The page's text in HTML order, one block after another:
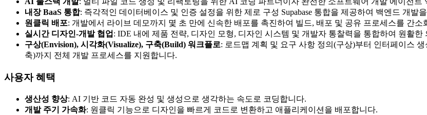
내장 BaaS 통합: 즉각적인 데이터베이스 및 인증 설정을 위한 제로 구성 Supabase 통합을 제공하여 백엔드 개발
원클릭 배포: 개발에서 라이브 데모까지 몇 초 만에 신속한 배포를 촉진하여 빌드, 배포 및 공유 프로세스를 간소
실시간 디자인-개발 협업 : IDE 내에 제품 전략, 디자인 모형, 디자인 시스템 및 개발자 통찰력을 통합하여 원활
구상(Envision), 시각화(Visualize), 구축(Build) 워크플로: 로드맵 계획 및 요구 사항 정의(구상)부터 인터페이스
축)까지 전체 개발 프로세스를 지원합니다.
사용자 혜택
생산성 향상: AI 기반 코드 자동 완성 및 생성으로 생각하는 속도로 코딩합니다.
개발 주기 가속화: 원클릭 기능으로 디자인을 빠르게 코드로 변환하고 애플리케이션을 배포합니다.